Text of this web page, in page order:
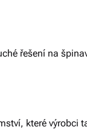
řešení na
které výrobci